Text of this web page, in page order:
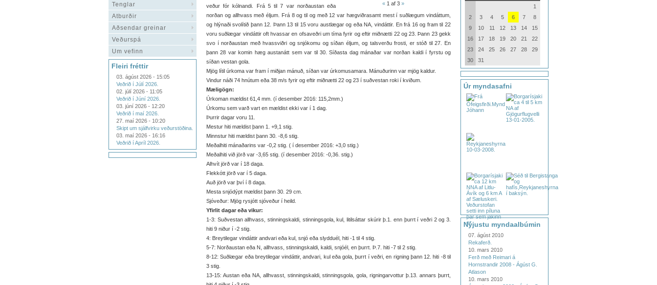
Tenglar
Atburðir
Aðsendar greinar
Veðurspá
Um vefinn
Fleiri fréttir
03. ágúst 2026 - 15:05
Veðrið í Júlí 2026.
02. júlí 2026 - 11:05
Veðrið í Júní 2026.
03. júní 2026 - 12:20
Veðrið í maí 2026.
27. maí 2026 - 10:20
Skipt um sjálfvirku veðurstöðina.
03. maí 2026 - 16:16
Veðrið í Apríl 2026.
« 1 af 3 »
veður fór kólnandi. Frá 5 til 7 var norðaustan eða
norðan og allhvass með éljum. Frá 8 og til og með 12 var hægviðrasamt mest í suðlægum vindáttum,
og hlýnaði svolítið þann 12. Þann 13 til 15 voru austlægar og eða NA, vindáttir. En frá 16 og fram til 22
voru suðlægar vindáttir oft hvassar en ofsaveðri um tíma fyrir og eftir miðnætti 22 og 23. Þann 23 gekk
svo í norðaustan með hvassviðri og snjókomu og síðan éljum, og talsverðu frosti, er stóð til 27. En
þann 28 var komin hæg austanátt sem var til 30. Síðasta dag mánaðar var norðan kaldi í fyrstu og
síðan vestan gola.
Mjög lítil úrkoma var fram í miðjan mánuð, síðan var úrkomusamara. Mánuðurinn var mjög kaldur.
Vindur náði 74 hnútum eða 38 m/s fyrir og eftir miðnætti 22 og 23 í suðvestan roki í kviðum.
Mæligögn:
Úrkoman mældist 61,4 mm. (í desember 2016: 115,2mm.)
Úrkomu sem varð vart en mældist ekki var í 1 dag.
Þurrir dagar voru 11.
Mestur hiti mældist þann 1. +9,1 stig.
Minnstur hiti mældist þann 30. -8,6 stig.
Meðalhiti mánaðarins var -0,2 stig. ( í desember 2016: +3,0 stig.)
Meðalhiti við jörð var -3,65 stig. (í desember 2016: -0,36. stig.)
Alhvít jörð var í 18 daga.
Flekkótt jörð var í 5 daga.
Auð jörð var því í 8 daga.
Mesta snjódýpt mældist þann 30. 29 cm.
Sjóveður: Mjög rysjótt sjóveður í heild.
Yfirlit dagar eða vikur:
1-3: Suðvestan allhvass, stinningskaldi, stinningsgola, kul, litilsáttar skúrir þ.1. enn þurrt í veðri 2 og 3.
hiti 9 niður í -2 stig.
4: Breytilegar vindáttir andvari eða kul, snjó eða slydduél, hiti -1 til 4 stig.
5-7: Norðaustan eða N, allhvass, stinningskaldi, kaldi, snjóél, en þurrt. Þ.7. hiti -7 til 2 stig.
8-12: Suðlægar eða breytilegar vindáttir, andvari, kul eða gola, þurrt í veðri, en rigning þann 12. hiti -8 til
3 stig.
13-15: Austan eða NA, allhvasst, stinningskaldi, stinningsgola, gola, rigningarvottur þ.13. annars þurrt,
1
2
3 4 5 6 7
8
9
10 11 12 13 14
15
16
17 18 19 20 21
22
23
24 25 26 27 28
29
30
31
Úr myndasafni
Nýjustu myndaalbúmin
07. ágúst 2010
Rekaferð.
10. mars 2010
Ferð með Reimari á
Hornstrandir 2008 - Ágúst G.
Atlason
10. mars 2010